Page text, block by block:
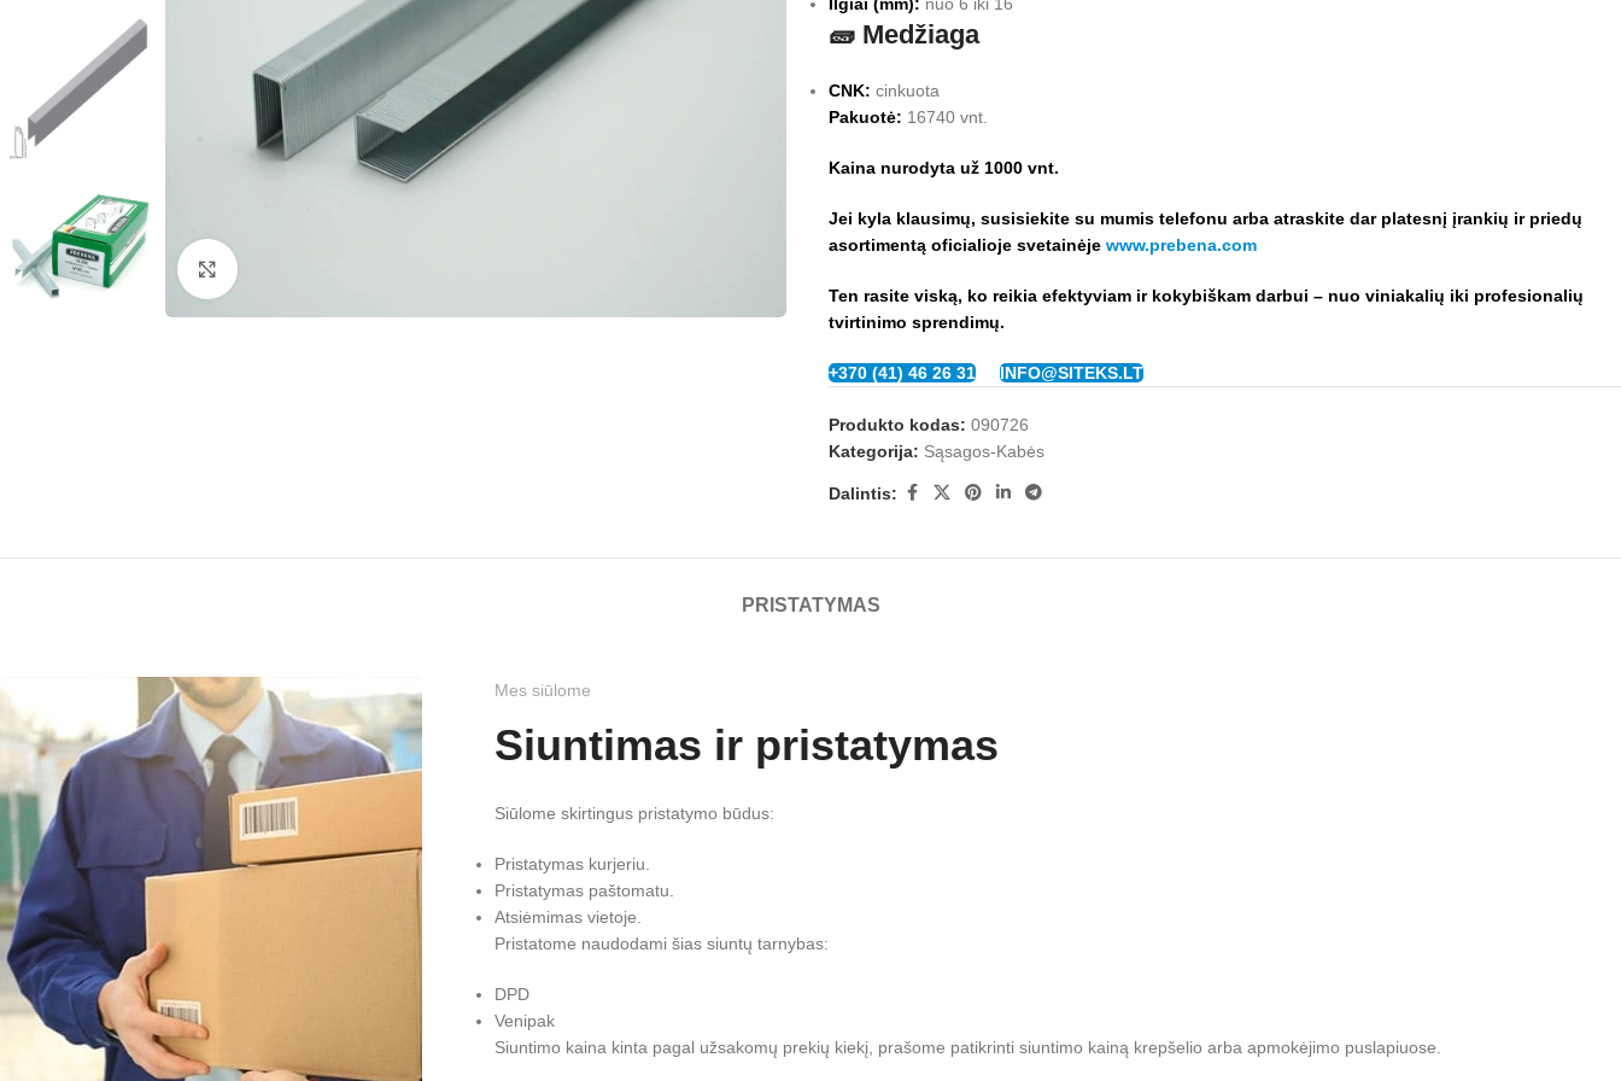
🧱 Medžiaga
CNK: cinkuota
Pakuotė: 16740 vnt.
Kaina nurodyta už 1000 vnt.
Jei kyla klausimų, susisiekite su mumis telefonu arba atraskite dar platesnį įrankių ir priedų
asortimentą oficialioje svetainėje www.prebena.com
Ten rasite viską, ko reikia efektyviam ir kokybiškam darbui – nuo viniakalių iki profesionalių
tvirtinimo sprendimų.
+370 (41) 46 26 31 INFO@SITEKS.LT
Produkto kodas: 090726
Kategorija: Sąsagos-Kabės
Dalintis:
PRISTATYMAS
Mes siūlome
Siuntimas ir pristatymas
Siūlome skirtingus pristatymo būdus:
Pristatymas kurjeriu.
Pristatymas paštomatu.
Atsiėmimas vietoje.
Pristatome naudodami šias siuntų tarnybas:
DPD
Venipak
Siuntimo kaina kinta pagal užsakomų prekių kiekį, prašome patikrinti siuntimo kainą krepšelio arba apmokėjimo puslapiuose.